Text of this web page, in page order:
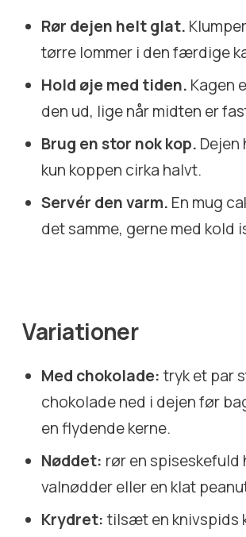
Rør dejen helt glat.
tørre lommer i den færdige
Hold øje med tiden. Kagen
den ud, lige når midten er
Brug en stor nok kop. Dejen
kun koppen cirka halvt.
Servér den varm. En mug
det samme, gerne med kold
Variationer
Med chokolade:tryk et par
chokolade ned i dejen før
en flydende kerne.
Nøddet: rør en spiseskefuld
valnødder eller en klat
Krydret:tilsæt en knivspids